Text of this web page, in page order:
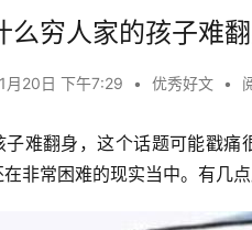
么穷人家的孩子难翻
月20日 下午7:29 • 优秀好文 •
子难翻身，这个话题可能戳
非常困难的现实当中。有几